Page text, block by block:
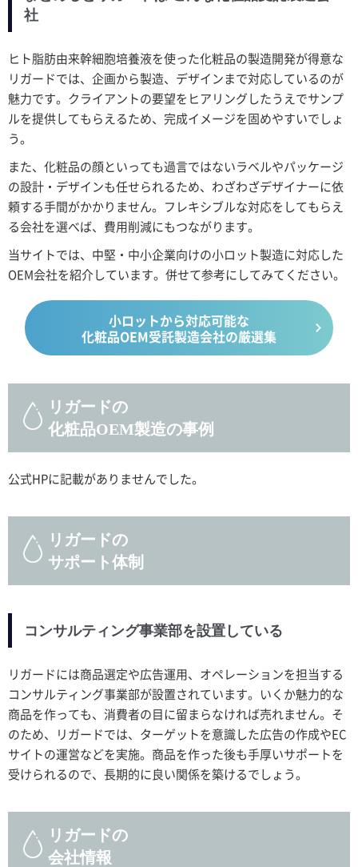
社
ヒト脂肪由来幹細胞培養液を使った化粧品の製造開発が得意な
リガードでは、企画から製造、デザインまで対応しているのが
魅力です。クライアントの要望をヒアリングしたうえでサンプ
ルを提供してもらえるため、完成イメージを固めやすいでしょ
う。
また、化粧品の顔といっても過言ではないラベルやパッケージ
の設計・デザインも任せられるため、わざわざデザイナーに依
頼する手間がかかりません。フレキシブルな対応をしてもらえ
る会社を選べば、費用削減にもつながります。
当サイトでは、中堅・中小企業向けの小ロット製造に対応した
OEM会社を紹介しています。併せて参考にしてみてください。
小ロットから対応可能な
化粧品OEM受託製造会社の厳選集
リガードの
化粧品OEM製造の事例
公式HPに記載がありませんでした。
リガードの
サポート体制
コンサルティング事業部を設置している
リガードには商品選定や広告運用、オペレーションを担当する
コンサルティング事業部が設置されています。いくか魅力的な
商品を作っても、消費者の目に留まらなければ売れません。そ
のため、リガードでは、ターゲットを意識した広告の作成やEC
サイトの運営などを実施。商品を作った後も手厚いサポートを
受けられるので、長期的に良い関係を築けるでしょう。
リガードの
会社情報